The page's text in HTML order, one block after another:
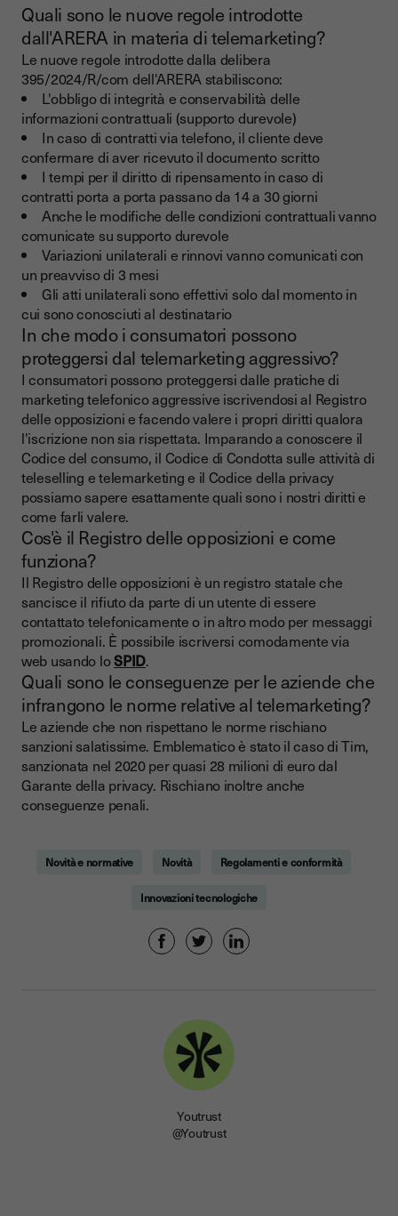
Quali sono le nuove regole introdotte
dall'ARERA in materia di telemarketing?
Le nuove regole introdotte dalla delibera
395/2024/R/com dell'ARERA stabiliscono:
L'obbligo di integrità e conservabilità delle
informazioni contrattuali (supporto durevole)
In caso di contratti via telefono, il cliente deve
confermare di aver ricevuto il documento scritto
I tempi per il diritto di ripensamento in caso di
contratti porta a porta passano da 14 a 30 giorni
Anche le modifiche delle condizioni contrattuali vanno
comunicate su supporto durevole
Variazioni unilaterali e rinnovi vanno comunicati con
un preavviso di 3 mesi
Gli atti unilaterali sono effettivi solo dal momento in
cui sono conosciuti al destinatario
In che modo i consumatori possono
proteggersi dal telemarketing aggressivo?
I consumatori possono proteggersi dalle pratiche di
marketing telefonico aggressive iscrivendosi al Registro
delle opposizioni e facendo valere i propri diritti qualora
l'iscrizione non sia rispettata. Imparando a conoscere il
Codice del consumo, il Codice di Condotta sulle attività di
teleselling e telemarketing e il Codice della privacy
possiamo sapere esattamente quali sono i nostri diritti e
come farli valere.
Cos'è il Registro delle opposizioni e come
funziona?
Il Registro delle opposizioni è un registro statale che
sancisce il rifiuto da parte di un utente di essere
contattato telefonicamente o in altro modo per messaggi
promozionali. È possibile iscriversi comodamente via
web usando loSPID.
Quali sono le conseguenze per le aziende che
infrangono le norme relative al telemarketing?
Le aziende che non rispettano le norme rischiano
sanzioni salatissime. Emblematico è stato il caso di Tim,
sanzionata nel 2020 per quasi 28 milioni di euro dal
Garante della privacy. Rischiano inoltre anche
conseguenze penali.
Novità e normative Novità Regolamenti e conformità
Innovazioni tecnologiche
Youtrust
@Youtrust